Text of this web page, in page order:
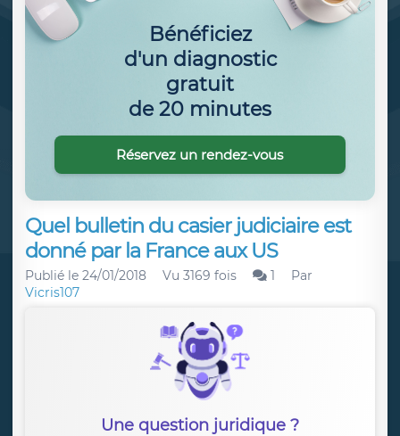
Quel bulletin du casier judiciaire est
donné par la France aux US
Publié le 24/01/2018 Vu 3169 fois 1
Par
Vicris107
Une question juridique ?
Bénéficiez
d'un diagnostic
gratuit
de 20 minutes
Réservez un rendez-vous